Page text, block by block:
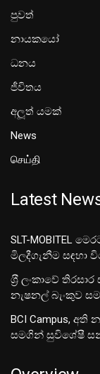
පුවත්
නායකයෝ
ධනය
ජීවිතය
අලූත් යමක්
News
செய்தி
Latest
SLT-MOBITEL
මිලදීගැනීම සඳහා
ශ‍්‍රී ලංකාවේ
නැෂනල් බැංකුව
BCI Campus,
සමගින් සුවිශේෂී